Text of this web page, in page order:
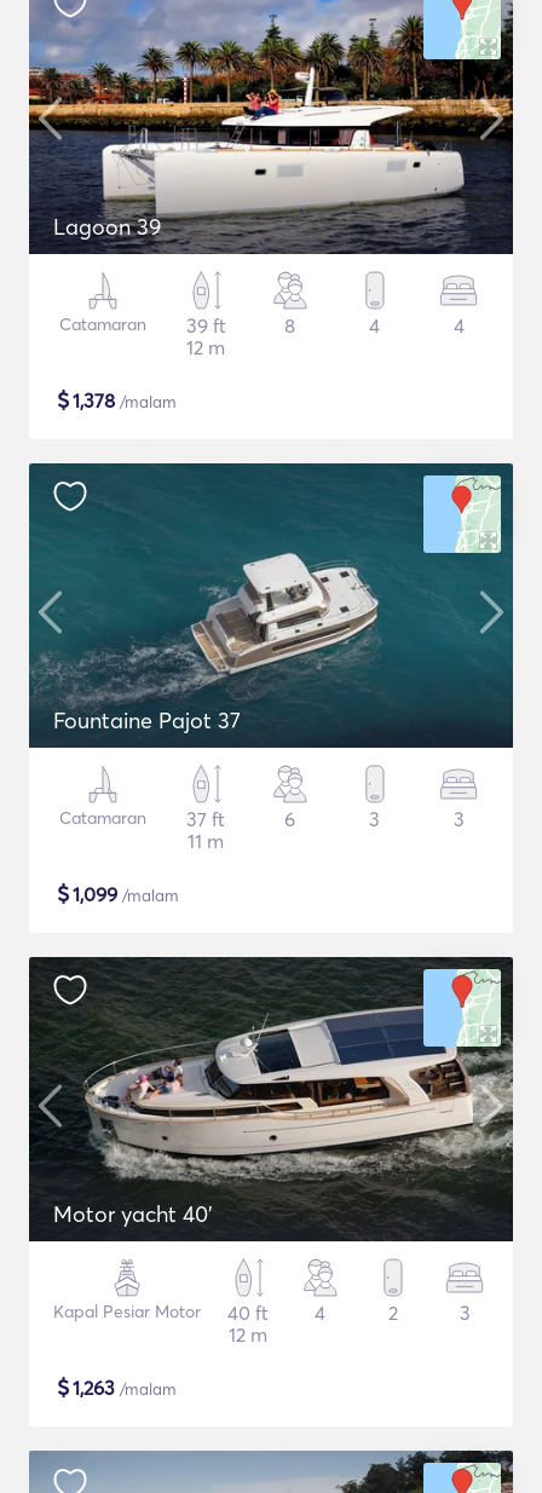
Lagoon 39
Catamaran
39 ft
12 m
8 4 4
$1,378 /malam
Fountaine Pajot 37
Catamaran
37 ft
11 m
6 3 3
$1,099 /malam
Motor yacht 40'
Kapal Pesiar Motor
40 ft
12 m
4 2 3
$1,263 /malam